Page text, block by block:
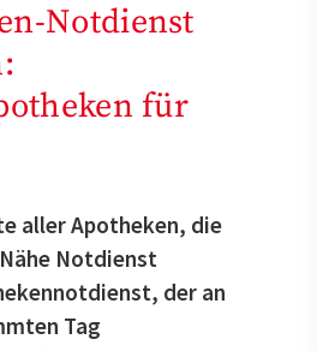
Notdienst
für
aller Apotheken, die
Notdienst
der an
Tag